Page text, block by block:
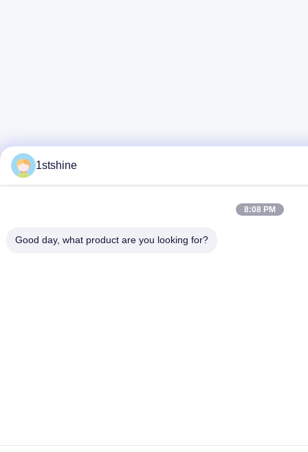
1stshine
8:08 PM
Good day, what product are you looking for?